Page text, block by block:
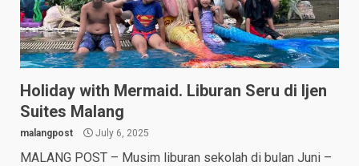
Holiday with Mermaid. Liburan Seru di Ijen
Suites Malang
malangpost July 6, 2025
MALANG POST – Musim liburan sekolah di bulan Juni –